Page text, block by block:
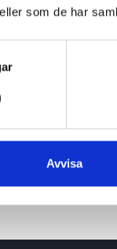
som de har
Avvisa